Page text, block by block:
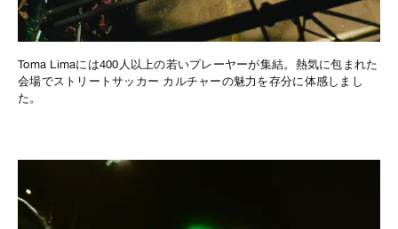
Toma Limaには400人以上の若いプレーヤーが集結。熱気に包まれた
会場でストリートサッカー カルチャーの魅力を存分に体感しまし
た。